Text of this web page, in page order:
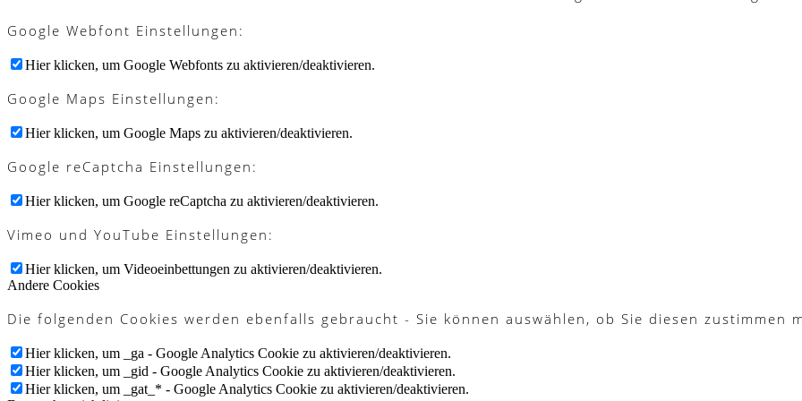
Google Webfont Einstellungen:
Hier klicken, um Google Webfonts zu aktivieren/deaktivieren.
Google Maps Einstellungen:
Hier klicken, um Google Maps zu aktivieren/deaktivieren.
Google reCaptcha Einstellungen:
Hier klicken, um Google reCaptcha zu aktivieren/deaktivieren.
Vimeo und YouTube Einstellungen:
Hier klicken, um Videoeinbettungen zu aktivieren/deaktivieren.
Andere Cookies
Die folgenden Cookies werden ebenfalls gebraucht - Sie können auswählen, ob Sie diesen zustimmen
Hier klicken, um _ga - Google Analytics Cookie zu aktivieren/deaktivieren.
Hier klicken, um _gid - Google Analytics Cookie zu aktivieren/deaktivieren.
Hier klicken, um _gat_* - Google Analytics Cookie zu aktivieren/deaktivieren.